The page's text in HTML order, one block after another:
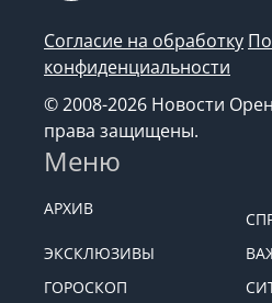
Согласие на обработку
конфиденциальности
© 2008-2026 Новости
права защищены.
Меню
АРХИВ
ЭКСКЛЮЗИВЫ
ГОРОСКОП